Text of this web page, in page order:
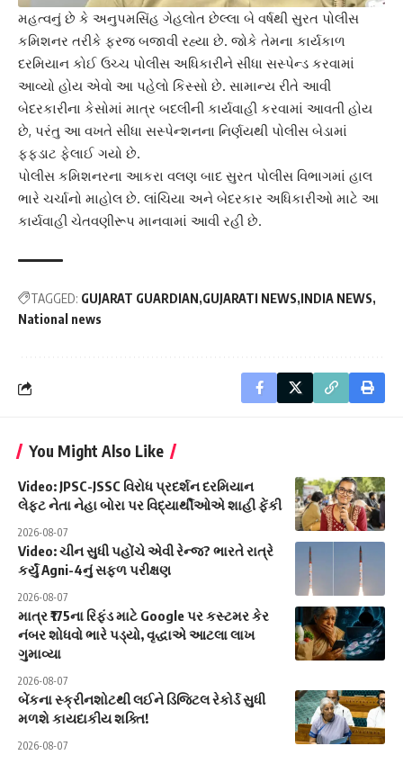
મહત્વનું છે કે અનુપમસિંહ ગેહલોત છેલ્લા બે વર્ષથી સુરત પોલીસ
કમિશનર તરીકે ફરજ બજાવી રહ્યા છે. જોકે તેમના કાર્યકાળ
દરમિયાન કોઈ ઉચ્ચ પોલીસ અધિકારીને સીધા સસ્પેન્ડ કરવામાં
આવ્યો હોય એવો આ પહેલો કિસ્સો છે. સામાન્ય રીતે આવી
બેદરકારીના કેસોમાં માત્ર બદલીની કાર્યવાહી કરવામાં આવતી હોય
છે, પરંતુ આ વખતે સીધા સસ્પેન્શનના નિર્ણયથી પોલીસ બેડામાં
ફફડાટ ફેલાઈ ગયો છે.
પોલીસ કમિશનરના આકરા વલણ બાદ સુરત પોલીસ વિભાગમાં હાલ
ભારે ચર્ચાનો માહોલ છે. લાંચિયા અને બેદરકાર અધિકારીઓ માટે આ
કાર્યવાહી ચેતવણીરૂપ માનવામાં આવી રહી છે.
TAGGED: GUJARAT GUARDIAN GUJARATI NEWS INDIA NEWS
National news
You Might Also Like
Video: JPSC-JSSC વિરોધ પ્રદર્શન દરમિયાન
લેફ્ટ નેતા નેહા બોરા પર વિદ્યાર્થીઓએ શાહી ફેંકી
2026-08-07
Video: ચીન સુધી પહોંચે એવી રેન્જ? ભારતે રાત્રે
કર્યું Agni-4નું સફળ પરીક્ષણ
2026-08-07
માત્ર ₹175ના રિફંડ માટે Google પર કસ્ટમર કેર
નંબર શોધવો ભારે પડ્યો, વૃદ્ધાએ આટલા લાખ
ગુમાવ્યા
2026-08-07
બેંકના સ્ક્રીનશોટથી લઈને ડિજિટલ રેકોર્ડ સુધી
મળશે કાયદાકીય શક્તિ!
2026-08-07